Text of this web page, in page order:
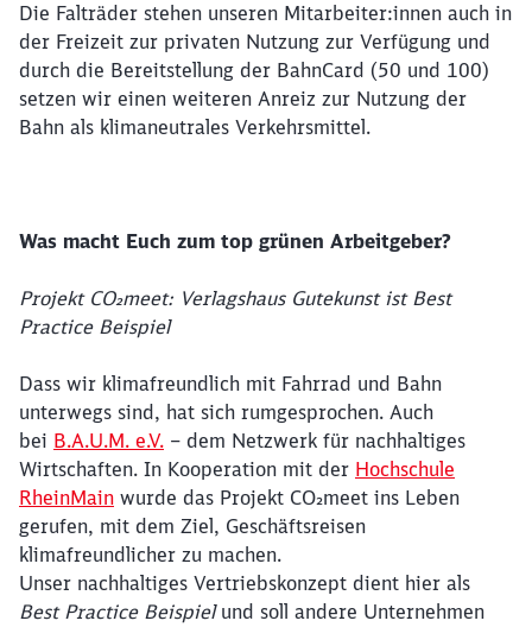
Die Falträder stehen unseren Mitarbeiter:innen auch in
der Freizeit zur privaten Nutzung zur Verfügung und
durch die Bereitstellung der BahnCard (50 und 100)
setzen wir einen weiteren Anreiz zur Nutzung der
Bahn als klimaneutrales Verkehrsmittel.
Was macht Euch zum top grünen Arbeitgeber?
Projekt CO₂meet: Verlagshaus Gutekunst ist Best
Practice Beispiel
Dass wir klimafreundlich mit Fahrrad und Bahn
unterwegs sind, hat sich rumgesprochen. Auch
bei B.A.U.M. e.V. – dem Netzwerk für nachhaltiges
Wirtschaften. In Kooperation mit der Hochschule
RheinMain wurde das Projekt CO₂meet ins Leben
gerufen, mit dem Ziel, Geschäftsreisen
klimafreundlicher zu machen.
Unser nachhaltiges Vertriebskonzept dient hier als
Best Practice Beispielund soll andere Unternehmen